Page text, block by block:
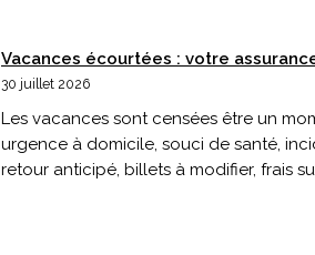
Vacances écourtées : votre
30 juillet 2026
Les vacances sont censées être un
urgence à domicile, souci de santé,
retour anticipé, billets à modifier, frais